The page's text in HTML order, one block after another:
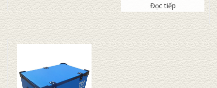
Đọc tiếp